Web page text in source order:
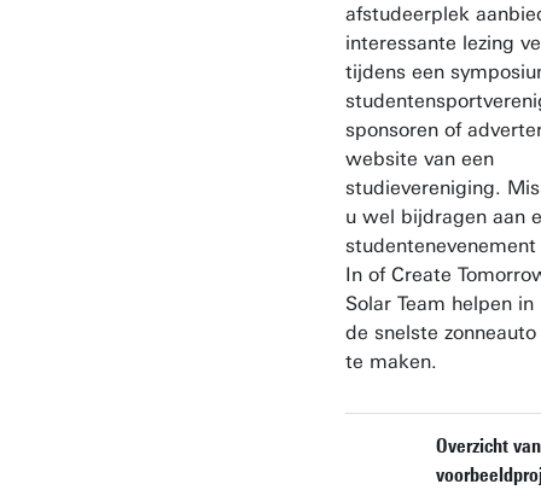
afstudeerplek
interessante lezing
tijdens een
sponsoren of
website van een
studievereniging.
u wel bijdragen aan
In of Create
Solar Team helpen
de snelste
te maken.
Overzicht van